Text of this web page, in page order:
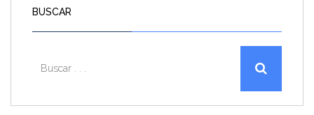
BUSCAR